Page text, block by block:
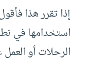
إذا تقرر هذا
استخدامها في
الرحلات أو